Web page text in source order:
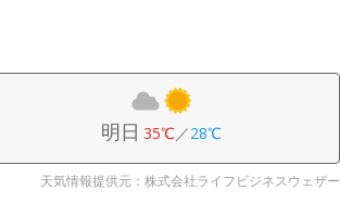
明日 35℃／28℃
天気情報提供元：株式会社ライフビジネスウェザー